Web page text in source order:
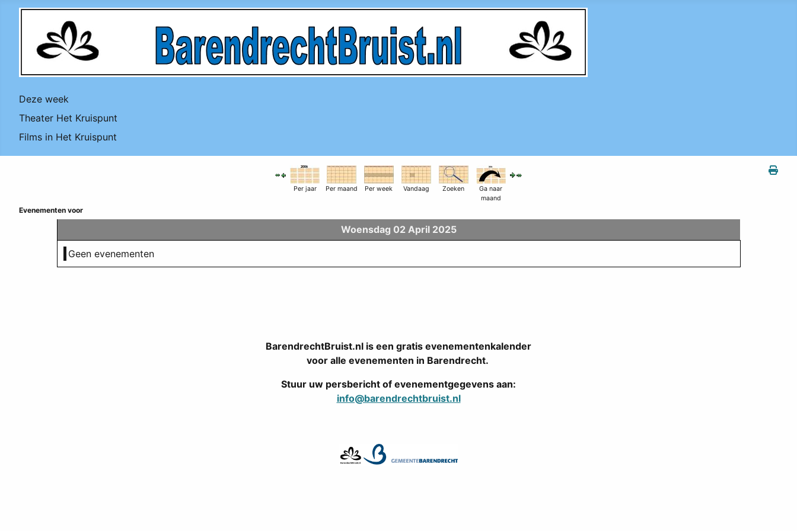
Deze week
Theater Het Kruispunt
Films in Het Kruispunt
Per jaar Per maand Per week Vandaag Zoeken
Ga naar
maand
Evenementen voor
Woensdag 02 April 2025
Geen evenementen
BarendrechtBruist.nl is een gratis evenementenkalender
voor alle evenementen in Barendrecht.
Stuur uw persbericht of evenementgegevens aan:
info@barendrechtbruist.nl